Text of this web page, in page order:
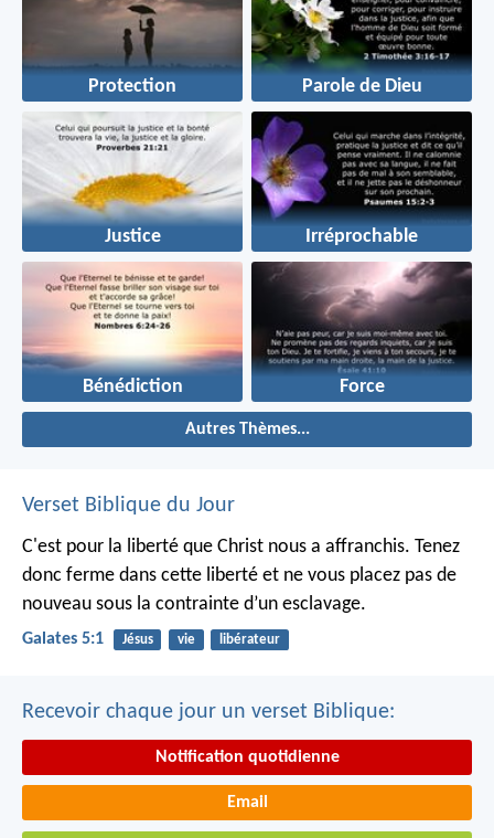
Protection Parole de Dieu
Justice Irréprochable
Bénédiction Force
Autres Thèmes...
Verset Biblique du Jour
C'est pour la liberté que Christ nous a affranchis. Tenez
donc ferme dans cette liberté et ne vous placez pas de
nouveau sous la contrainte d’un esclavage.
Galates 5:1 Jésus vie libérateur
Recevoir chaque jour un verset Biblique:
Notification quotidienne
Email